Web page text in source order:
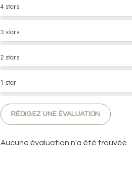
1 star
2 stars
3 stars
4 stars
RÉDIGEZ UNE ÉVALUATION
Aucune évaluation n'a été trouvée